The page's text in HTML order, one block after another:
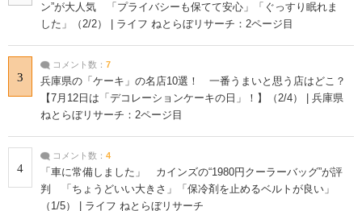
ン”が大人気 「プライバシーも保てて安心」「ぐっすり眠れま
した」（2/2） | ライフ ねとらぼリサーチ：2ページ目
3
コメント数： 7
兵庫県の「ケーキ」の名店10選！ 一番うまいと思う店はどこ？
【7月12日は「デコレーションケーキの日」！】（2/4） | 兵庫県
ねとらぼリサーチ：2ページ目
4
コメント数： 4
「車に常備しました」 カインズの“1980円クーラーバッグ”が評
判 「ちょうどいい大きさ」「保冷剤を止めるベルトが良い」
（1/5） | ライフ ねとらぼリサーチ